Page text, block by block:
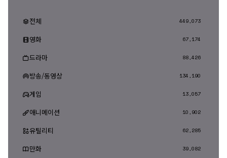
전체 449,073
영화 67,174
드라마 88,426
방송/동영상 134,190
게임 13,057
애니메이션 10,902
유틸리티 62,285
만화 39,082